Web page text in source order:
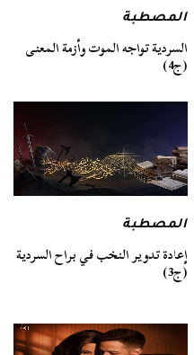
المصطبة
السردية تواجه الموت وأزمة المعنى
(ج4)
المصطبة
إعادة تدوير النخب في براح السردية
(ج3)